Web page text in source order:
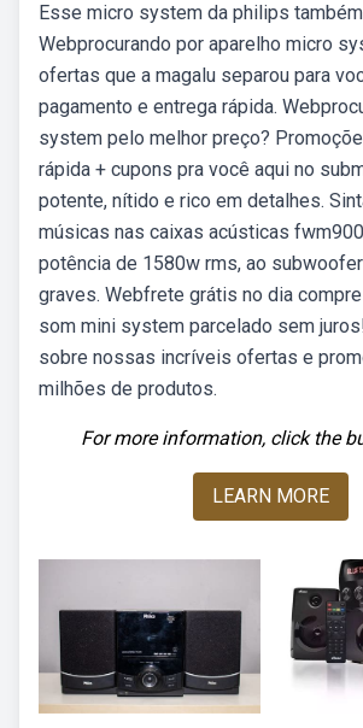
Esse micro system da philips
Webprocurando por aparelho micro
ofertas que a magalu separou para
pagamento e entrega rápida.
system pelo melhor preço?
rápida + cupons pra você aqui no
potente, nítido e rico em detalhes.
músicas nas caixas acústicas
potência de 1580w rms, ao
graves. Webfrete grátis no dia
som mini system parcelado sem
sobre nossas incríveis ofertas e
milhões de produtos.
For more information, click the
LEARN MORE